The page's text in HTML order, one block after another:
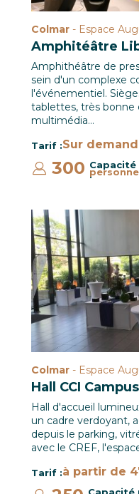
Colmar - Espace
Amphitéâtre
Amphithéâtre de
sein d'un complexe
l'événementiel.
tablettes, très bonne
multimédia…
Tarif :Sur
Capacité
:
300
Hall CCI Campus / Le
Colmar - Espace
Hall CCI Campus
Hall d'accueil
un cadre verdoyant,
depuis le parking,
avec le CREF,
Tarif :à partir de